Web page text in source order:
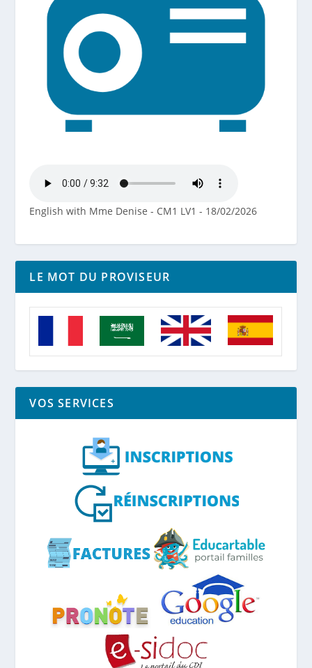
English with Mme Denise - CM1 LV1 - 18/02/2026
LE MOT DU PROVISEUR
VOS SERVICES